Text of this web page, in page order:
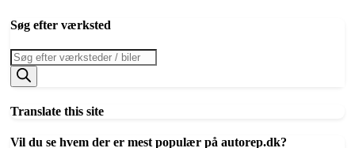
Søg efter værksted
Products
search
Translate this site
Vil du se hvem der er mest populær på autorep.dk?